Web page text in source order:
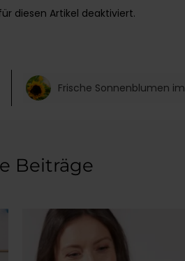
diesen Artikel deaktiviert.
Beiträge